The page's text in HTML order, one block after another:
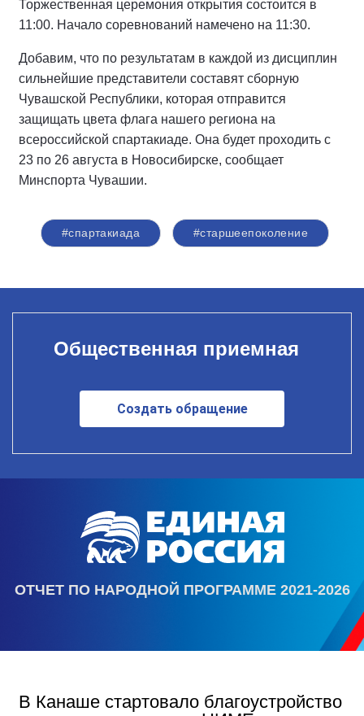
Торжественная церемония открытия состоится в
11:00. Начало соревнований намечено на 11:30.
Добавим, что по результатам в каждой из дисциплин
сильнейшие представители составят сборную
Чувашской Республики, которая отправится
защищать цвета флага нашего региона на
всероссийской спартакиаде. Она будет проходить с
23 по 26 августа в Новосибирске, сообщает
Минспорта Чувашии.
#спартакиада #старшеепоколение
Общественная приемная
Создать обращение
ОТЧЕТ ПО НАРОДНОЙ ПРОГРАММЕ 2021-2026
В Канаше стартовало благоустройство